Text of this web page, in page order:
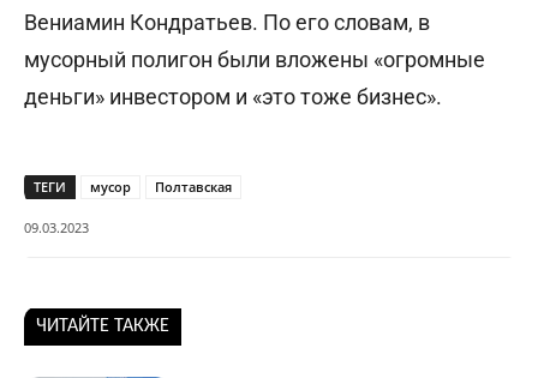
Вениамин Кондратьев. По его словам, в
мусорный полигон были вложены «огромные
деньги» инвестором и «это тоже бизнес».
ТЕГИ мусор Полтавская
09.03.2023
ЧИТАЙТЕ ТАКЖЕ